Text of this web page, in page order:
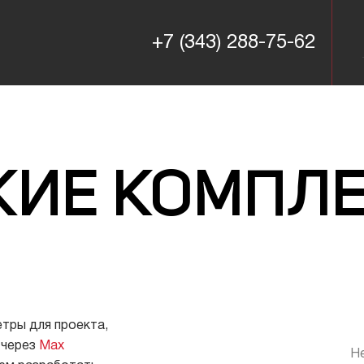
+7 (343) 288-75-62
+7 (343) 288-75-62
для проекта,
через Max